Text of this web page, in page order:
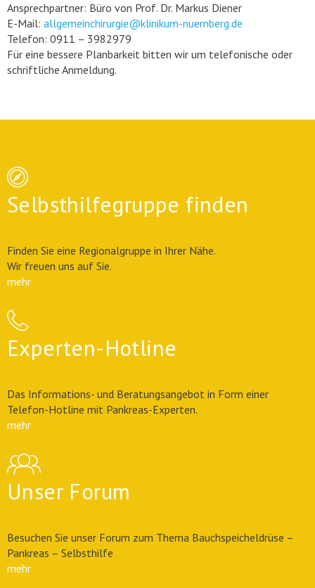
Ansprechpartner: Büro von Prof. Dr. Markus Diener
E-Mail: allgemeinchirurgie@klinikum-nuernberg.de
Telefon: 0911 – 3982979
Für eine bessere Planbarkeit bitten wir um telefonische oder
schriftliche Anmeldung.
Selbsthilfegruppe finden
Finden Sie eine Regionalgruppe in Ihrer Nähe.
Wir freuen uns auf Sie.
mehr
Experten-Hotline
Das Informations- und Beratungsangebot in Form einer
Telefon-Hotline mit Pankreas-Experten.
mehr
Unser Forum
Besuchen Sie unser Forum zum Thema Bauchspeicheldrüse –
Pankreas – Selbsthilfe
mehr